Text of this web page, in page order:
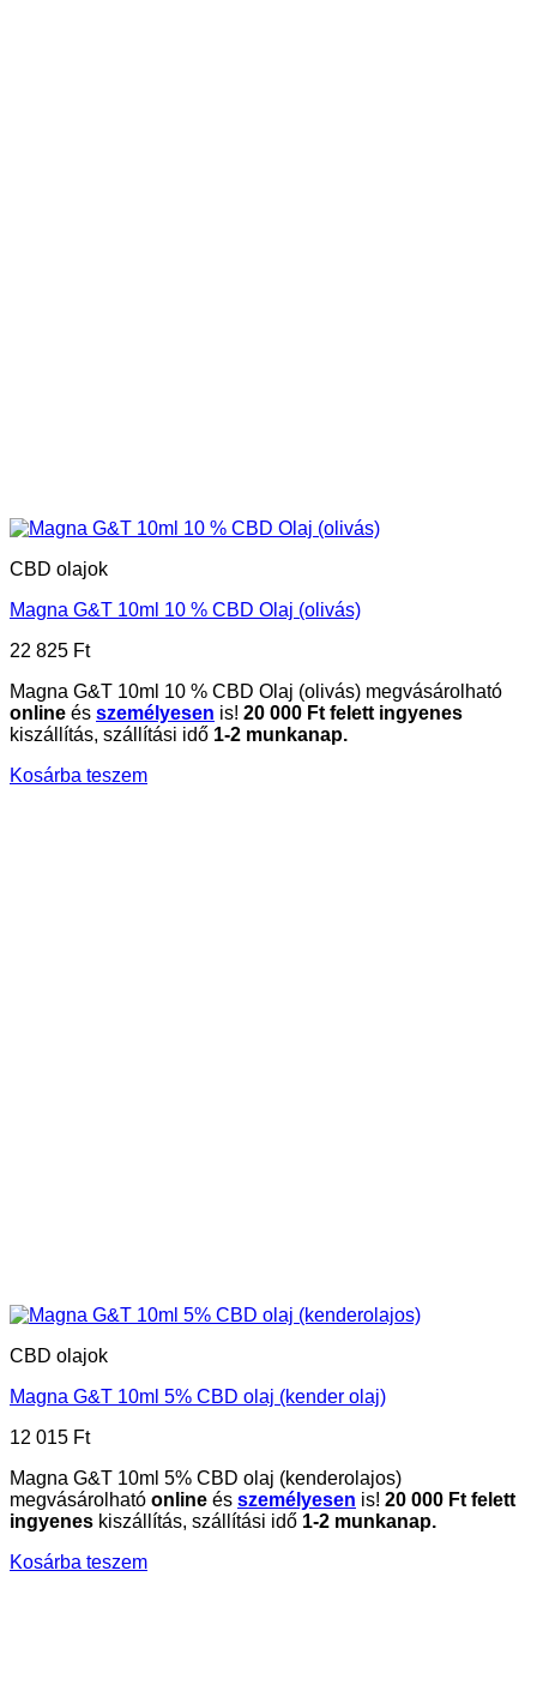
CBD olajok
Magna G&T 10ml 10 % CBD Olaj (olivás)
22 825 Ft
Magna G&T 10ml 10 % CBD Olaj (olivás) megvásárolható
online és személyesen is! 20 000 Ft felett ingyenes
kiszállítás, szállítási idő 1-2 munkanap.
Kosárba teszem
CBD olajok
Magna G&T 10ml 5% CBD olaj (kender olaj)
12 015 Ft
Magna G&T 10ml 5% CBD olaj (kenderolajos)
megvásárolható online és személyesen is! 20 000 Ft felett
ingyenes kiszállítás, szállítási idő 1-2 munkanap.
Kosárba teszem